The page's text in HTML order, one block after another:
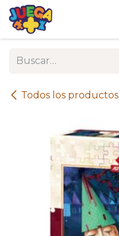
Ir al contenido
Todos los productos